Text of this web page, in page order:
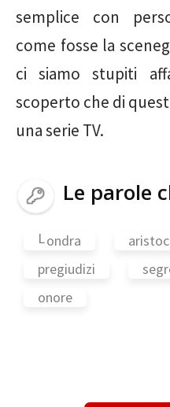
semplice con
come fosse la
ci siamo stupiti
scoperto che di
una serie TV.
Le parole
Londra
pregiudizi
onore